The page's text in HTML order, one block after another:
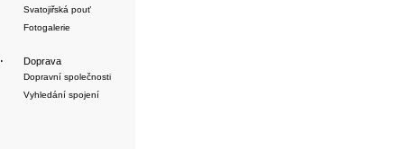
Svatojiřská pouť
Fotogalerie
· Doprava
Dopravní společnosti
Vyhledání spojení